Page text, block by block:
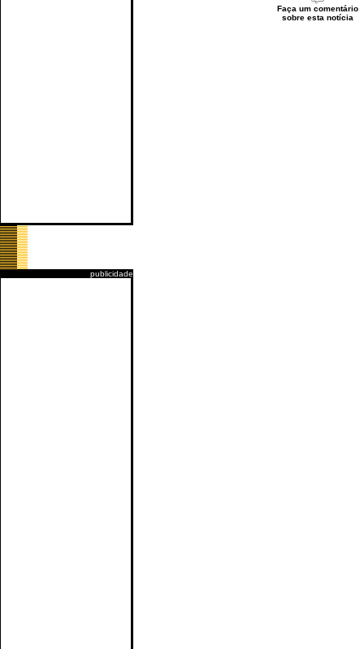
publicidade
Faça um comentário
sobre esta notícia